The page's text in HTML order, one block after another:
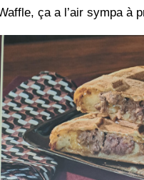
ça a l’air sympa à